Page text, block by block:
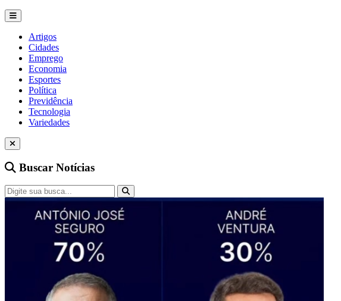
Artigos
Cidades
Emprego
Economia
Esportes
Política
Previdência
Tecnologia
Variedades
Buscar Notícias